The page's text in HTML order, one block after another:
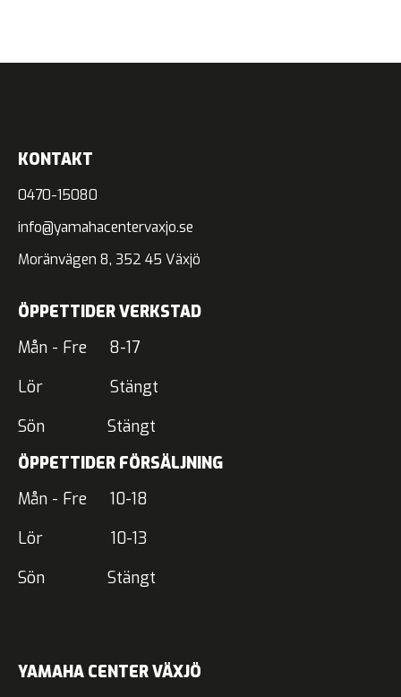
KONTAKT
0470-15080
info@yamahacentervaxjo.se
Moränvägen 8, 352 45 Växjö
ÖPPETTIDER VERKSTAD
Mån - Fre 8-17
Lör Stängt
Sön Stängt
ÖPPETTIDER FÖRSÄLJNING
Mån - Fre 10-18
Lör 10-13
Sön Stängt
YAMAHA CENTER VÄXJÖ